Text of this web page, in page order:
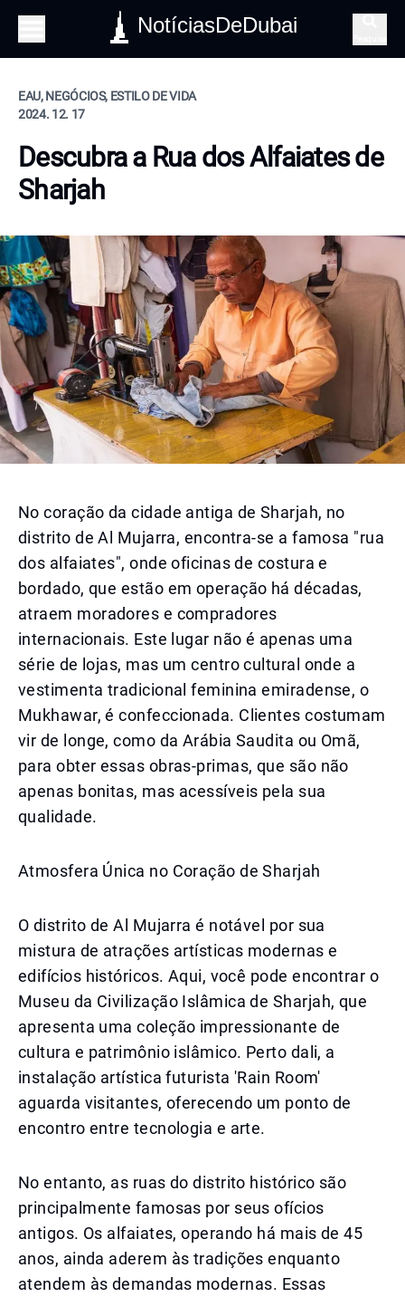
NotíciasDeDubai
EAU, NEGÓCIOS, ESTILO DE VIDA
2024. 12. 17
Descubra a Rua dos Alfaiates de
Sharjah
No coração da cidade antiga de Sharjah, no
distrito de Al Mujarra, encontra-se a famosa "rua
dos alfaiates", onde oficinas de costura e
bordado, que estão em operação há décadas,
atraem moradores e compradores
internacionais. Este lugar não é apenas uma
série de lojas, mas um centro cultural onde a
vestimenta tradicional feminina emiradense, o
Mukhawar, é confeccionada. Clientes costumam
vir de longe, como da Arábia Saudita ou Omã,
para obter essas obras-primas, que são não
apenas bonitas, mas acessíveis pela sua
qualidade.
Atmosfera Única no Coração de Sharjah
O distrito de Al Mujarra é notável por sua
mistura de atrações artísticas modernas e
edifícios históricos. Aqui, você pode encontrar o
Museu da Civilização Islâmica de Sharjah, que
apresenta uma coleção impressionante de
cultura e patrimônio islâmico. Perto dali, a
instalação artística futurista 'Rain Room'
aguarda visitantes, oferecendo um ponto de
encontro entre tecnologia e arte.
No entanto, as ruas do distrito histórico são
principalmente famosas por seus ofícios
antigos. Os alfaiates, operando há mais de 45
anos, ainda aderem às tradições enquanto
atendem às demandas modernas. Essas